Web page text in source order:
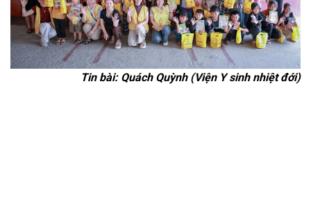
Tin bài: Quách Quỳnh (Viện Y sinh nhiệt đới)